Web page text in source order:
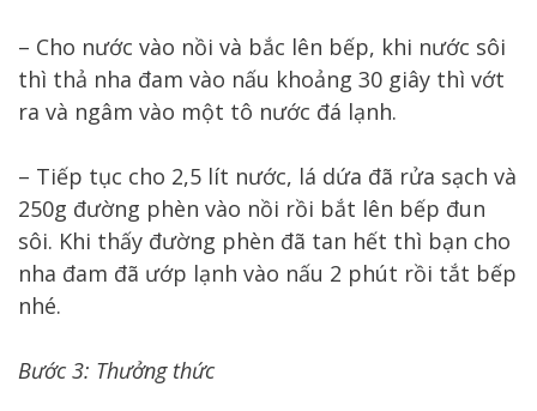
– Cho nước vào nồi và bắc lên bếp, khi nước sôi
thì thả nha đam vào nấu khoảng 30 giây thì vớt
ra và ngâm vào một tô nước đá lạnh.
– Tiếp tục cho 2,5 lít nước, lá dứa đã rửa sạch và
250g đường phèn vào nồi rồi bắt lên bếp đun
sôi. Khi thấy đường phèn đã tan hết thì bạn cho
nha đam đã ướp lạnh vào nấu 2 phút rồi tắt bếp
nhé.
Bước 3: Thưởng thức